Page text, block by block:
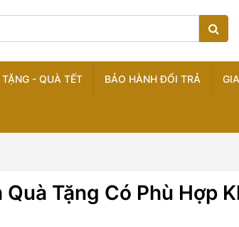
- QUÀ TẾT BẢO HÀNH ĐỔI TRẢ
Quà Tặng Có Phù Hợp